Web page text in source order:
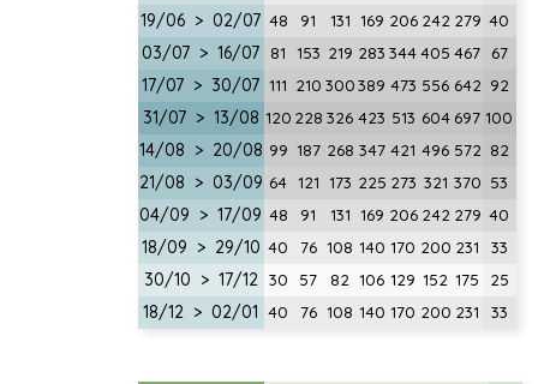
19/06 > 02/07 48 91 131 169 206 242 279 40
03/07 > 16/07 81 153 219 283 344405 467 67
17/07 > 30/07 111 210 300389 473 556 642 92
31/07 > 13/08 120 228 326 423 513 604 697 100
14/08 > 20/08 99 187 268 347 421 496 572 82
21/08 > 03/09 64 121 173 225 273 321 370 53
04/09 > 17/09 48 91 131 169 206 242 279 40
18/09 > 29/10 40 76 108 140 170 200 231 33
30/10 > 17/12 30 57 82 106 129 152 175 25
18/12 > 02/01 40 76 108 140 170 200 231 33